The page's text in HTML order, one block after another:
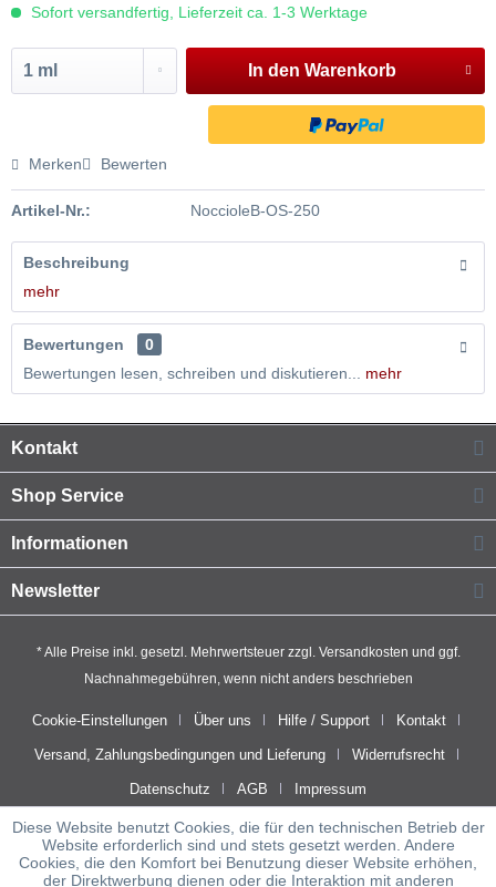
Sofort versandfertig, Lieferzeit ca. 1-3 Werktage
In den Warenkorb
Merken Bewerten
Artikel-Nr.: NoccioleB-OS-250
Beschreibung
mehr
Bewertungen
0
Bewertungen lesen, schreiben und diskutieren...
mehr
Kontakt
Shop Service
Informationen
Newsletter
* Alle Preise inkl. gesetzl. Mehrwertsteuer zzgl. Versandkosten und ggf.
Nachnahmegebühren, wenn nicht anders beschrieben
Cookie-Einstellungen Über uns Hilfe / Support Kontakt
Versand, Zahlungsbedingungen und Lieferung Widerrufsrecht
Datenschutz AGB Impressum
Diese Website benutzt Cookies, die für den technischen Betrieb der
Website erforderlich sind und stets gesetzt werden. Andere
Cookies, die den Komfort bei Benutzung dieser Website erhöhen,
der Direktwerbung dienen oder die Interaktion mit anderen